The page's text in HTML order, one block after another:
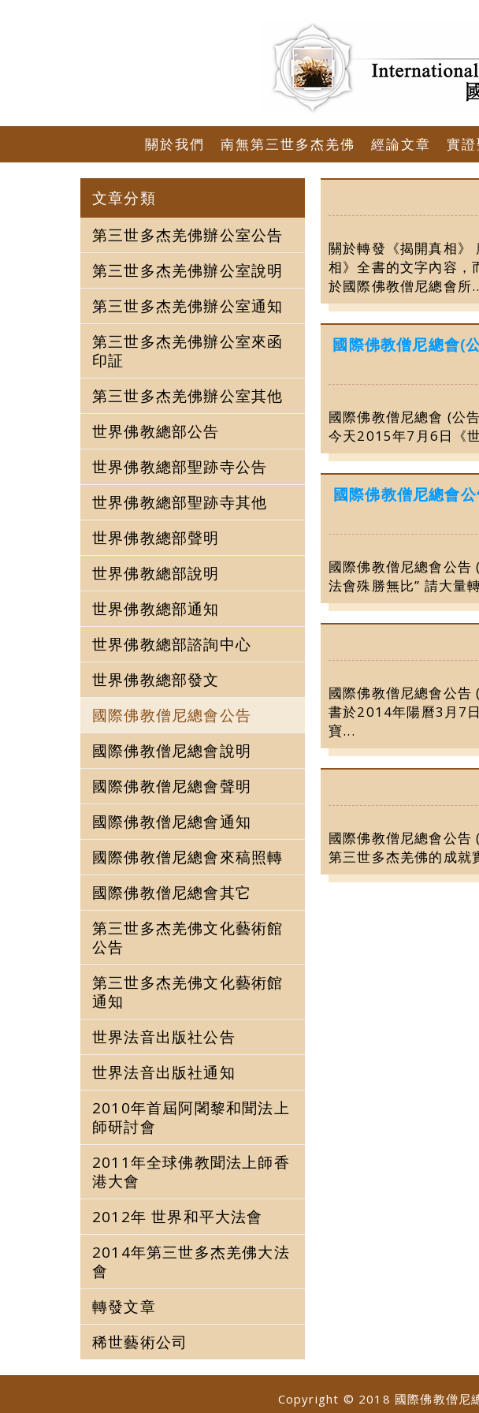
關於我們 南無第三世多杰羌佛 經論文章 實
文章分類
第三世多杰羌佛辦公室公告
第三世多杰羌佛辦公室說明
第三世多杰羌佛辦公室通知
第三世多杰羌佛辦公室來函
印証
第三世多杰羌佛辦公室其他
世界佛教總部公告
世界佛教總部聖跡寺公告
世界佛教總部聖跡寺其他
世界佛教總部聲明
世界佛教總部說明
世界佛教總部通知
世界佛教總部諮詢中心
世界佛教總部發文
國際佛教僧尼總會公告
國際佛教僧尼總會說明
國際佛教僧尼總會聲明
國際佛教僧尼總會通知
國際佛教僧尼總會來稿照轉
國際佛教僧尼總會其它
第三世多杰羌佛文化藝術館
公告
第三世多杰羌佛文化藝術館
通知
世界法音出版社公告
世界法音出版社通知
2010年首屆阿闍黎和聞法上
師研討會
2011年全球佛教聞法上師香
港大會
2012年 世界和平大法會
2014年第三世多杰羌佛大法
會
轉發文章
稀世藝術公司
關於轉發《揭開真相》
相》全書的文字內容，
於國際佛教僧尼總會所
國際佛教僧尼總會(
國際佛教僧尼總會 (公
今天2015年7月6日《
國際佛教僧尼總會
國際佛教僧尼總會公
法會殊勝無比” 請大量
國際佛教僧尼總會公
書於2014年陽曆3月7
寶...
國際佛教僧尼總會公
第三世多杰羌佛的成就
Copyright © 2018 國際佛教僧